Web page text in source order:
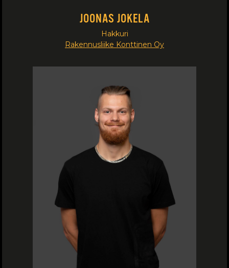
JOONAS JOKELA
Hakkuri
Rakennusliike Konttinen Oy